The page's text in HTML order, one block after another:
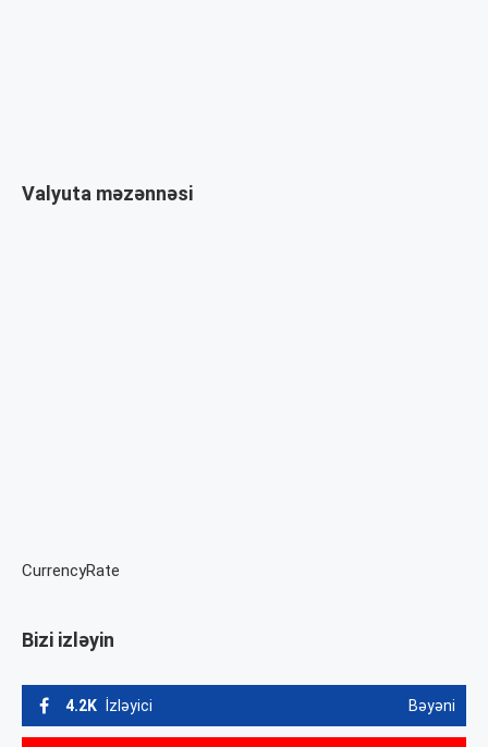
Valyuta məzənnəsi
CurrencyRate
Bizi izləyin
4.2K İzləyici Bəyəni